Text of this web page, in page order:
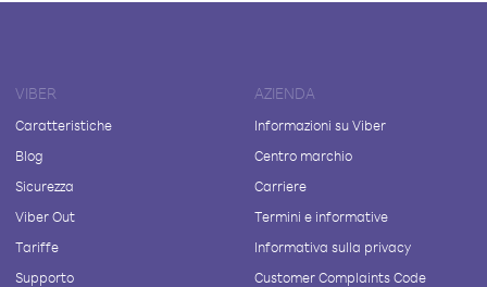
VIBER
Caratteristiche
Blog
Sicurezza
Viber Out
Tariffe
Supporto
AZIENDA
Informazioni su Viber
Centro marchio
Carriere
Termini e informative
Informativa sulla privacy
Customer Complaints Code